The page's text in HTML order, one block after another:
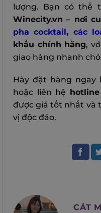
lượng. Bạn có thể
Winecity.vn – nơi
pha cocktail, các
khẩu chính hãng,
giao hàng nhanh
Hãy đặt hàng ngay
hoặc liên hệ
được giá tốt nhất và
vị độc đáo.
CÁT